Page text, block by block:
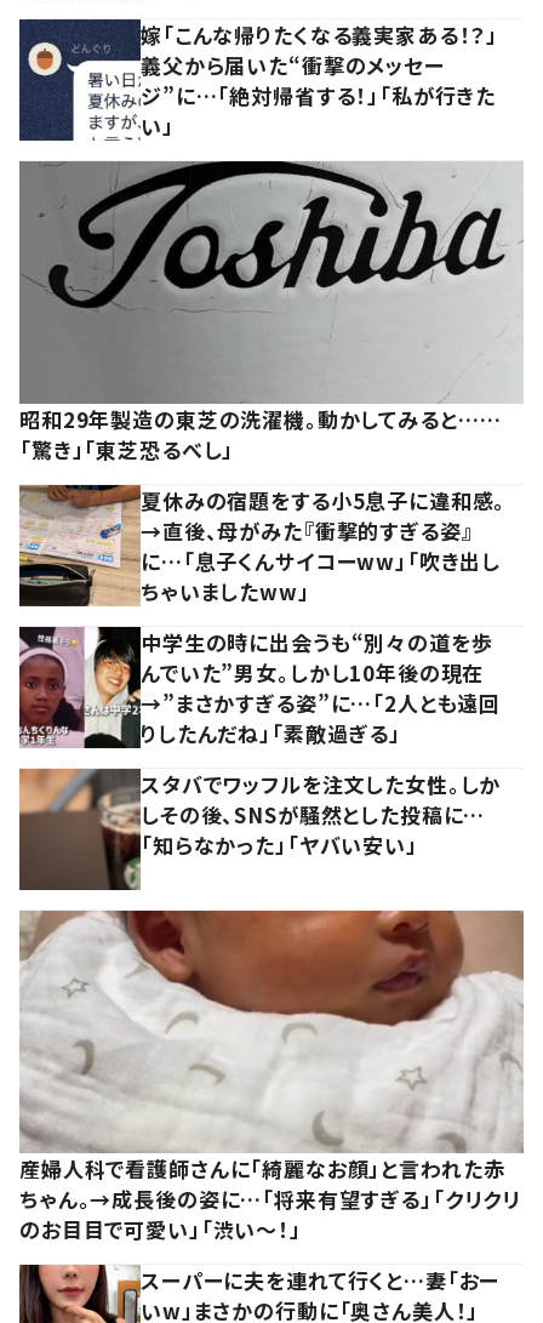
嫁「こんな帰りたくなる義実家ある！？」
義父から届いた“衝撃のメッセー
ジ”に…「絶対帰省する！」「私が行きた
い」
昭和29年製造の東芝の洗濯機。動かしてみると……
「驚き」「東芝恐るべし」
夏休みの宿題をする小5息子に違和感。
→直後、母がみた『衝撃的すぎる姿』
に…「息子くんサイコーww」「吹き出し
ちゃいましたww」
中学生の時に出会うも“別々の道を歩
んでいた”男女。しかし10年後の現在
→”まさかすぎる姿”に…「2人とも遠回
りしたんだね」「素敵過ぎる」
スタバでワッフルを注文した女性。しか
しその後、SNSが騒然とした投稿に…
「知らなかった」「ヤバい安い」
産婦人科で看護師さんに「綺麗なお顔」と言われた赤
ちゃん。→成長後の姿に…「将来有望すぎる」「クリクリ
のお目目で可愛い」「渋い～！」
スーパーに夫を連れて行くと…妻「おー
いw」まさかの行動に「奥さん美人！」